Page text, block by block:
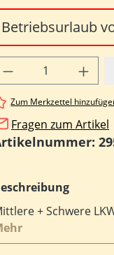
Betriebsurlaub
Anzahl:
Zum Merkzettel
Fragen zum Artikel
+ Schwere